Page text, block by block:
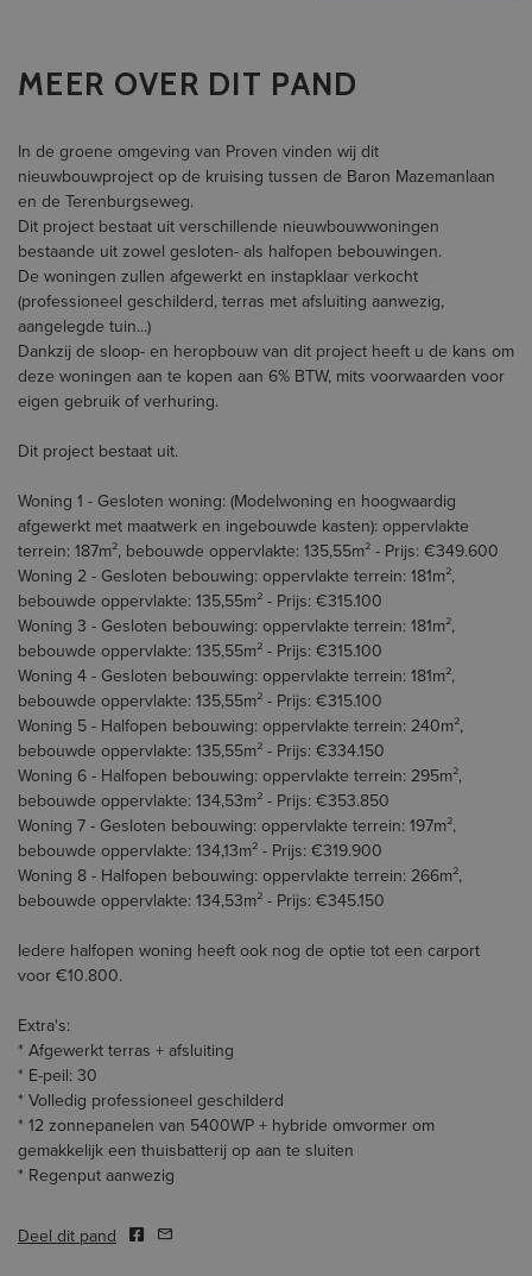
MEER OVER DIT PAND
In de groene omgeving van Proven vinden wij dit
nieuwbouwproject op de kruising tussen de Baron Mazemanlaan
en de Terenburgseweg.
Dit project bestaat uit verschillende nieuwbouwwoningen
bestaande uit zowel gesloten- als halfopen bebouwingen.
De woningen zullen afgewerkt en instapklaar verkocht
(professioneel geschilderd, terras met afsluiting aanwezig,
aangelegde tuin...)
Dankzij de sloop- en heropbouw van dit project heeft u de kans om
deze woningen aan te kopen aan 6% BTW, mits voorwaarden voor
eigen gebruik of verhuring.
Dit project bestaat uit.
Woning 1 - Gesloten woning: (Modelwoning en hoogwaardig
afgewerkt met maatwerk en ingebouwde kasten): oppervlakte
terrein: 187m², bebouwde oppervlakte: 135,55m² - Prijs: €349.600
Woning 2 - Gesloten bebouwing: oppervlakte terrein: 181m²,
bebouwde oppervlakte: 135,55m² - Prijs: €315.100
Woning 3 - Gesloten bebouwing: oppervlakte terrein: 181m²,
bebouwde oppervlakte: 135,55m² - Prijs: €315.100
Woning 4 - Gesloten bebouwing: oppervlakte terrein: 181m²,
bebouwde oppervlakte: 135,55m² - Prijs: €315.100
Woning 5 - Halfopen bebouwing: oppervlakte terrein: 240m²,
bebouwde oppervlakte: 135,55m² - Prijs: €334.150
Woning 6 - Halfopen bebouwing: oppervlakte terrein: 295m²,
bebouwde oppervlakte: 134,53m² - Prijs: €353.850
Woning 7 - Gesloten bebouwing: oppervlakte terrein: 197m²,
bebouwde oppervlakte: 134,13m² - Prijs: €319.900
Woning 8 - Halfopen bebouwing: oppervlakte terrein: 266m²,
bebouwde oppervlakte: 134,53m² - Prijs: €345.150
Iedere halfopen woning heeft ook nog de optie tot een carport
voor €10.800.
Extra's:
* Afgewerkt terras + afsluiting
* E-peil: 30
* Volledig professioneel geschilderd
* 12 zonnepanelen van 5400WP + hybride omvormer om
gemakkelijk een thuisbatterij op aan te sluiten
* Regenput aanwezig
Deel dit pand